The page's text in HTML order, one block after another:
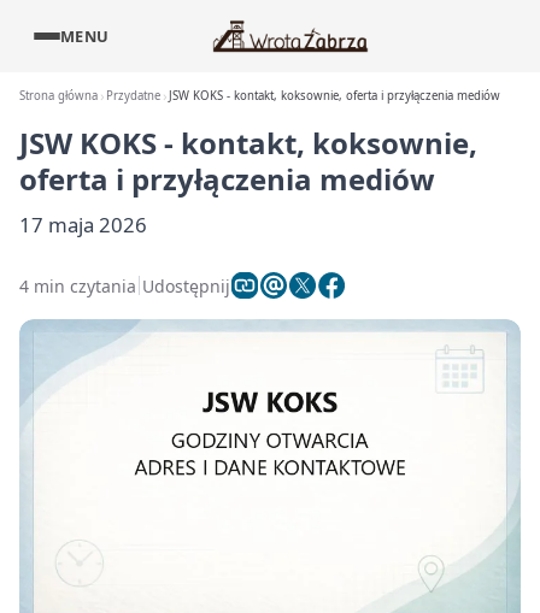
MENU
Strona główna Przydatne JSW KOKS - kontakt, koksownie, oferta i przyłączenia mediów
JSW KOKS - kontakt, koksownie,
oferta i przyłączenia mediów
17 maja 2026
4 min czytania Udostępnij